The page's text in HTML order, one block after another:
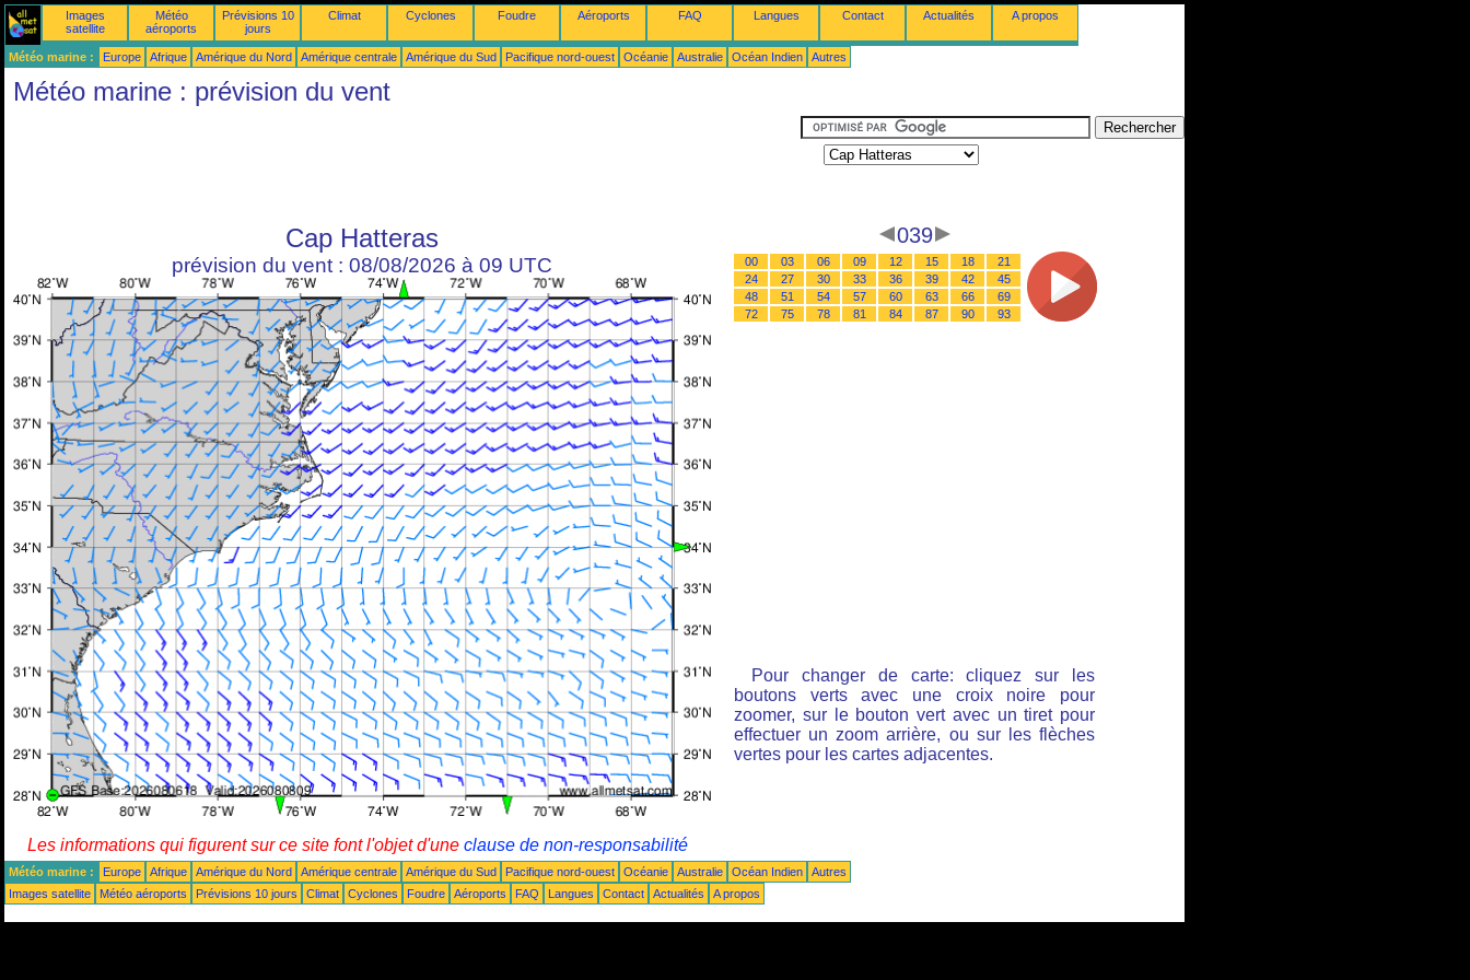
Images
satellite
Météo
aéroports
Prévisions 10
jours
Climat Cyclones Foudre Aéroports FAQ Langues Contact Actualités A propos
Météo marine : Europe Afrique Amérique du Nord Amérique centrale Amérique du Sud Pacifique nord-ouest Océanie Australie Océan Indien Autres
Météo marine : prévision du vent
Cap Hatteras
prévision du vent : 08/08/2026 à 09 UTC
039
00 03 06 09 12 15 18
21
24
27 30 33 36 39 42
45
48
51 54 57 60 63 66
69
72
75 78 81 84 87 90 93
Pour changer de carte: cliquez sur les
boutons verts avec une croix noire pour
zoomer, sur le bouton vert avec un tiret pour
effectuer un zoom arrière, ou sur les flèches
vertes pour les cartes adjacentes.
Les informations qui figurent sur ce site font l'objet d'une clause de non-responsabilité
Météo marine : Europe Afrique Amérique du Nord Amérique centrale Amérique du Sud Pacifique nord-ouest Océanie Australie Océan Indien
Autres
Images satellite
Météo aéroports Prévisions 10 jours Climat Cyclones Foudre Aéroports FAQ Langues Contact Actualités A propos